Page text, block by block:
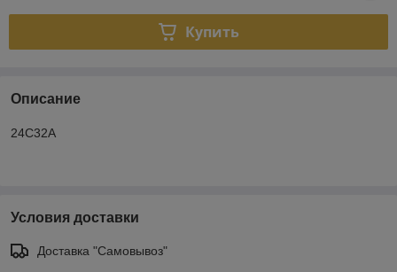
Купить
Описание
24C32A
Условия доставки
Доставка "Самовывоз"